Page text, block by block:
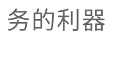
务的利器